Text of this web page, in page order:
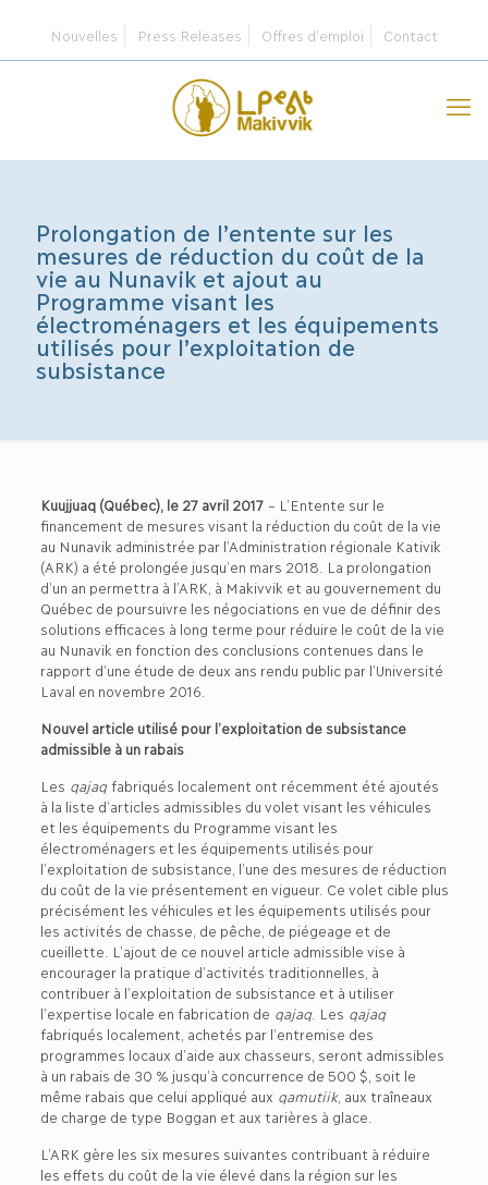
Nouvelles Press Releases Offres d’emploi Contact
Prolongation de l’entente sur les
mesures de réduction du coût de la
vie au Nunavik et ajout au
Programme visant les
électroménagers et les équipements
utilisés pour l’exploitation de
subsistance
Kuujjuaq (Québec), le 27 avril 2017 – L’Entente sur le
financement de mesures visant la réduction du coût de la vie
au Nunavik administrée par l’Administration régionale Kativik
(ARK) a été prolongée jusqu’en mars 2018. La prolongation
d’un an permettra à l’ARK, à Makivvik et au gouvernement du
Québec de poursuivre les négociations en vue de définir des
solutions efficaces à long terme pour réduire le coût de la vie
au Nunavik en fonction des conclusions contenues dans le
rapport d’une étude de deux ans rendu public par l’Université
Laval en novembre 2016.
Nouvel article utilisé pour l’exploitation de subsistance
admissible à un rabais
Les qajaqfabriqués localement ont récemment été ajoutés
à la liste d’articles admissibles du volet visant les véhicules
et les équipements du Programme visant les
électroménagers et les équipements utilisés pour
l’exploitation de subsistance, l’une des mesures de réduction
du coût de la vie présentement en vigueur. Ce volet cible plus
précisément les véhicules et les équipements utilisés pour
les activités de chasse, de pêche, de piégeage et de
cueillette. L’ajout de ce nouvel article admissible vise à
encourager la pratique d’activités traditionnelles, à
contribuer à l’exploitation de subsistance et à utiliser
l’expertise locale en fabrication de qajaq. Les qajaq
fabriqués localement, achetés par l’entremise des
programmes locaux d’aide aux chasseurs, seront admissibles
à un rabais de 30 % jusqu’à concurrence de 500 $, soit le
même rabais que celui appliqué aux qamutiik, aux traîneaux
de charge de type Boggan et aux tarières à glace.
L’ARK gère les six mesures suivantes contribuant à réduire
les effets du coût de la vie élevé dans la région sur les